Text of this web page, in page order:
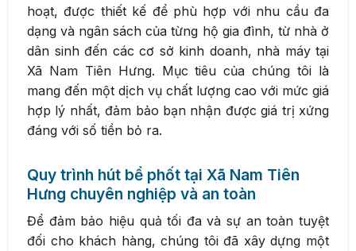
hoạt, được thiết kế để phù hợp với nhu cầu đa
dạng và ngân sách của từng hộ gia đình, từ nhà ở
dân sinh đến các cơ sở kinh doanh, nhà máy tại
Xã Nam Tiên Hưng. Mục tiêu của chúng tôi là
mang đến một dịch vụ chất lượng cao với mức giá
hợp lý nhất, đảm bảo bạn nhận được giá trị xứng
đáng với số tiền bỏ ra.
Quy trình hút bể phốt tại Xã Nam Tiên
Hưng chuyên nghiệp và an toàn
Để đảm bảo hiệu quả tối đa và sự an toàn tuyệt
đối cho khách hàng, chúng tôi đã xây dựng một